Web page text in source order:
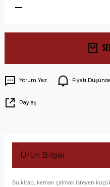
Yorum Yaz Fiyatı
Paylaş
Ürün Bilgisi
Bu kitap, keman çalmak isteyen